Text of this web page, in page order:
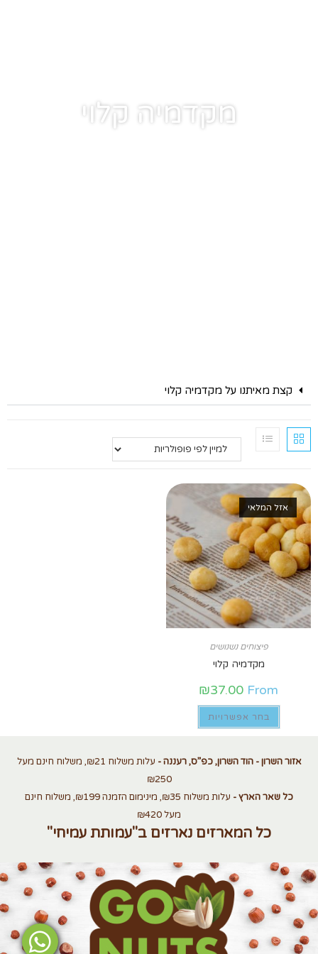
מקדמיה קלוי
קצת מאיתנו על מקדמיה קלוי
אזל המלאי
פיצוחים נשנושים
מקדמיה קלוי
From
₪37.00
בחר אפשרויות
אזור השרון - הוד השרון, כפ”ס, רעננה -
עלות משלוח ₪21, משלוח חינם מעל
₪250
כל שאר הארץ -
עלות משלוח ₪35, מינימום הזמנה ₪199, משלוח חינם
מעל ₪420
כל המארזים נארזים ב"עמותת עמיחי"